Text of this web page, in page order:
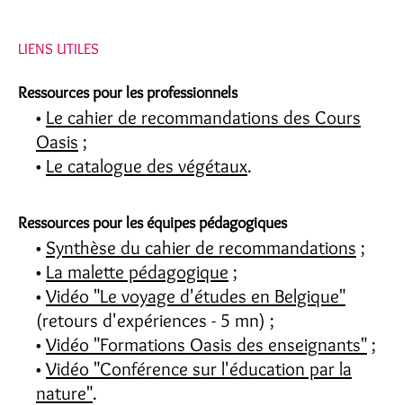
LIENS UTILES
Ressources pour les professionnels
Le cahier de recommandations des Cours
Oasis ;
Le catalogue des végétaux.
Ressources pour les équipes pédagogiques
Synthèse du cahier de recommandations ;
La malette pédagogique ;
Vidéo "Le voyage d'études en Belgique"
(retours d'expériences - 5 mn) ;
Vidéo "Formations Oasis des enseignants" ;
Vidéo "Conférence sur l'éducation par la
nature".